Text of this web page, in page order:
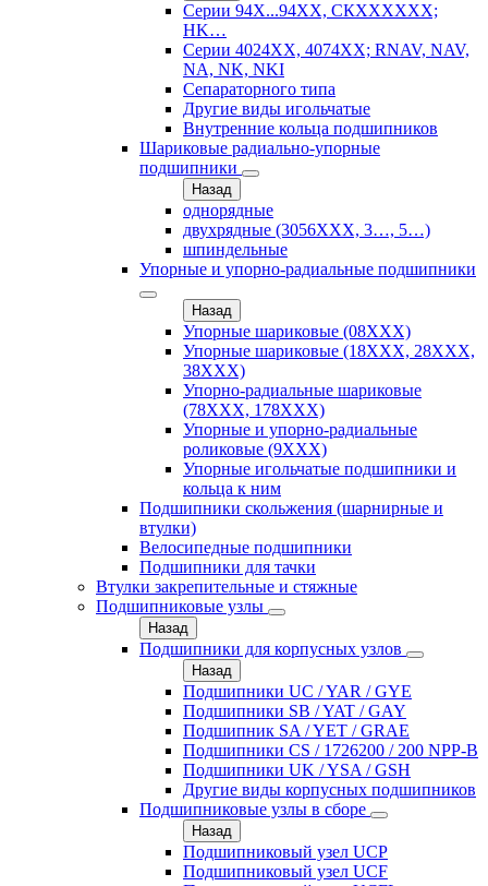
Серии 94Х...94ХХ, СКХХХХХХ;
HK…
Серии 4024ХХ, 4074ХХ; RNAV, NAV,
NA, NK, NKI
Сепараторного типа
Другие виды игольчатые
Внутренние кольца подшипников
Шариковые радиально-упорные
подшипники
Назад
однорядные
двухрядные (3056ХХХ, 3…, 5…)
шпиндельные
Упорные и упорно-радиальные подшипники
Назад
Упорные шариковые (08XXX)
Упорные шариковые (18XXX, 28XXХ,
38ХХХ)
Упорно-радиальные шариковые
(78XXX, 178ХХХ)
Упорные и упорно-радиальные
роликовые (9ХХХ)
Упорные игольчатые подшипники и
кольца к ним
Подшипники скольжения (шарнирные и
втулки)
Велосипедные подшипники
Подшипники для тачки
Втулки закрепительные и стяжные
Подшипниковые узлы
Назад
Подшипники для корпусных узлов
Назад
Подшипники UC / YAR / GYE
Подшипники SB / YAT / GAY
Подшипник SA / YET / GRAE
Подшипники CS / 1726200 / 200 NPP-B
Подшипники UK / YSA / GSH
Другие виды корпусных подшипников
Подшипниковые узлы в сборе
Назад
Подшипниковый узел UCP
Подшипниковый узел UCF